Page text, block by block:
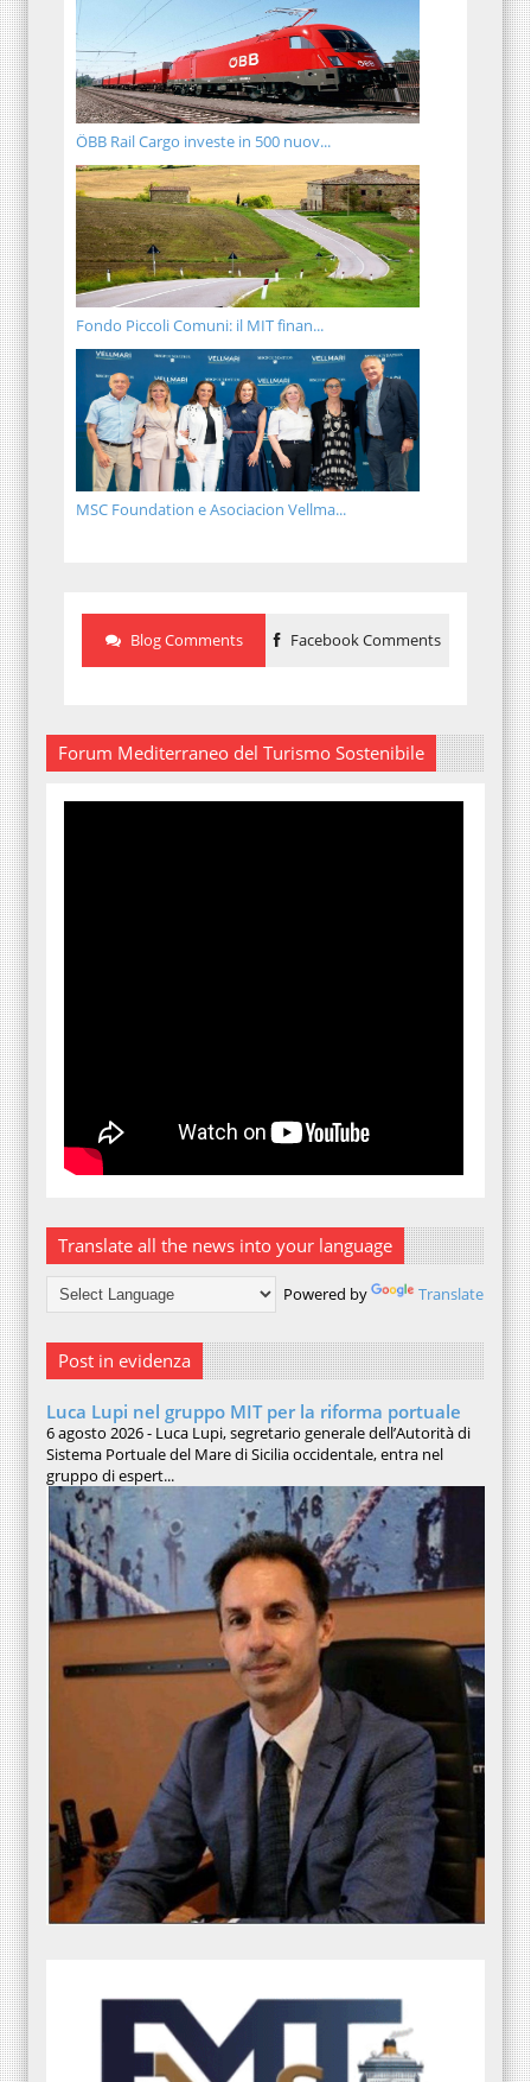
ÖBB Rail Cargo investe in 500 nuov...
Fondo Piccoli Comuni: il MIT finan...
MSC Foundation e Asociacion Vellma...
Blog Comments Facebook Comments
Forum Mediterraneo del Turismo Sostenibile
Translate all the news into your language
Powered by Translate
Post in evidenza
Luca Lupi nel gruppo MIT per la riforma portuale
6 agosto 2026 - Luca Lupi, segretario generale dell’Autorità di
Sistema Portuale del Mare di Sicilia occidentale, entra nel
gruppo di espert...